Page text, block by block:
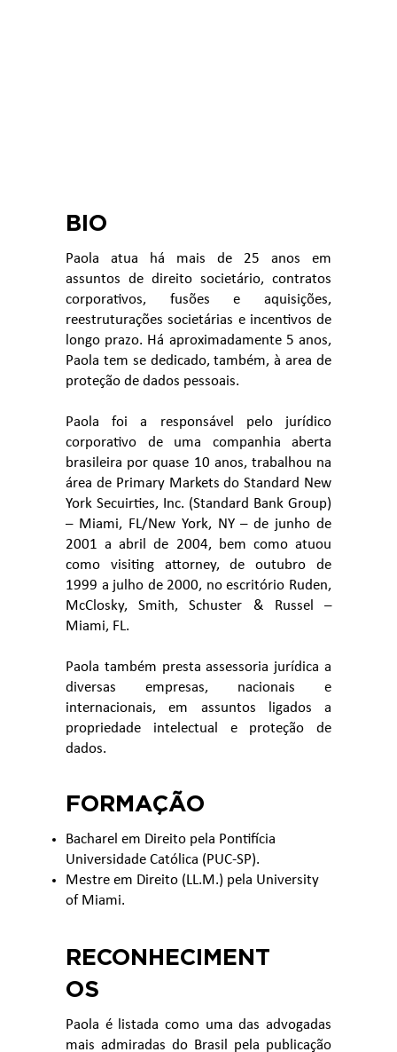
Paola é listada como uma das advogadas
mais admiradas do Brasil pela publicação
RECONHECIMENT
OS
Bacharel em Direito pela Pontifícia
Universidade Católica (PUC-SP).
Mestre em Direito (LL.M.) pela University
of Miami.
FORMAÇÃO
Paola atua há mais de 25 anos em
assuntos de direito societário, contratos
corporativos, fusões e aquisições,
reestruturações societárias e incentivos de
longo prazo. Há aproximadamente 5 anos,
Paola tem se dedicado, também, à area de
proteção de dados pessoais.
Paola foi a responsável pelo jurídico
corporativo de uma companhia aberta
brasileira por quase 10 anos, trabalhou na
área de Primary Markets do Standard New
York Secuirties, Inc. (Standard Bank Group)
– Miami, FL/New York, NY – de junho de
2001 a abril de 2004, bem como atuou
como visiting attorney, de outubro de
1999 a julho de 2000, no escritório Ruden,
McClosky, Smith, Schuster & Russel –
Miami, FL.
Paola também presta assessoria jurídica a
diversas empresas, nacionais e
internacionais, em assuntos ligados a
propriedade intelectual e proteção de
dados.
BIO